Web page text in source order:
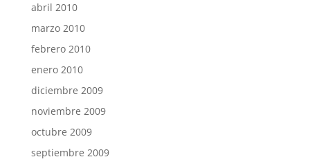
abril 2010
marzo 2010
febrero 2010
enero 2010
diciembre 2009
noviembre 2009
octubre 2009
septiembre 2009